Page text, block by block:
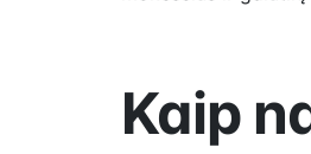
Kaip